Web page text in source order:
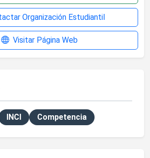
Organización Estudiantil
Visitar Página Web
INCI Competencia